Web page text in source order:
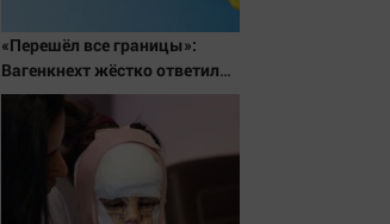
«Перешёл все границы»:
Вагенкнехт жёстко ответила
послу Украины